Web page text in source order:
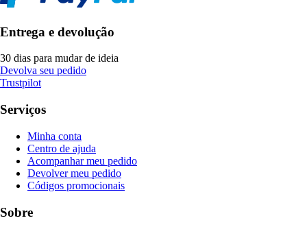
Entrega e devolução
30 dias para mudar de ideia
Devolva seu pedido
Trustpilot
Serviços
Minha conta
Centro de ajuda
Acompanhar meu pedido
Devolver meu pedido
Códigos promocionais
Sobre